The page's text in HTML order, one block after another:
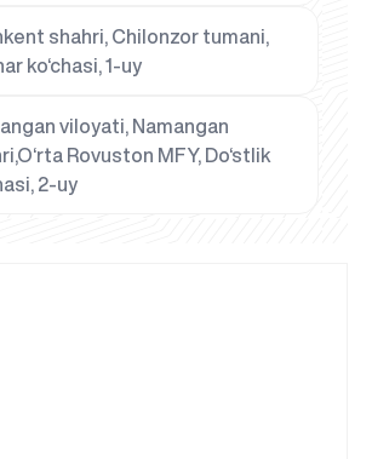
shahri, Chilonzor tumani,
ko‘chasi, 1-uy
viloyati, Namangan
Rovuston MFY, Do‘stlik
2-uy